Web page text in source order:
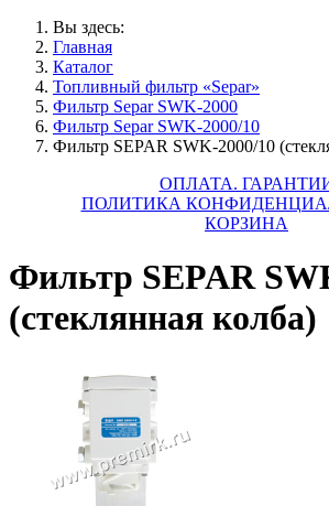
Вы здесь:
Главная
Каталог
Топливный фильтр «Separ»
Фильтр Separ SWK-2000
Фильтр Separ SWK-2000/10
Фильтр SEPAR SWK-2000/10
ОПЛАТА.
ПОЛИТИКА
КОРЗИНА
Фильтр SEPAR
(стеклянная колба)